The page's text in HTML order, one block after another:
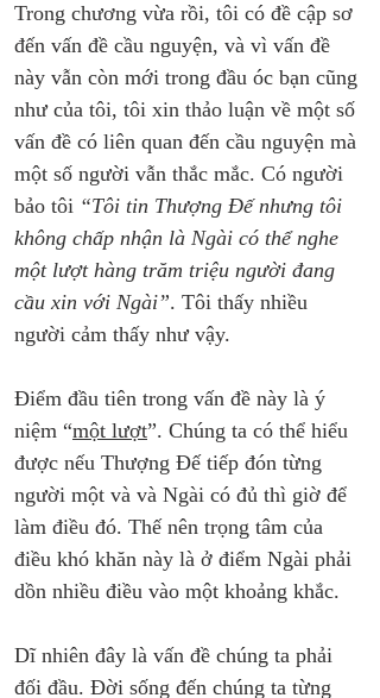
Trong chương vừa rồi, tôi có đề cập sơ
đến vấn đề cầu nguyện, và vì vấn đề
này vẫn còn mới trong đầu óc bạn cũng
như của tôi, tôi xin thảo luận về một số
vấn đề có liên quan đến cầu nguyện mà
một số người vẫn thắc mắc. Có người
bảo tôi “Tôi tin Thượng Đế nhưng tôi
không chấp nhận là Ngài có thể nghe
một lượt hàng trăm triệu người đang
cầu xin với Ngài”. Tôi thấy nhiều
người cảm thấy như vậy.
Điểm đầu tiên trong vấn đề này là ý
niệm “một lượt”. Chúng ta có thể hiểu
được nếu Thượng Đế tiếp đón từng
người một và và Ngài có đủ thì giờ để
làm điều đó. Thế nên trọng tâm của
điều khó khăn này là ở điểm Ngài phải
dồn nhiều điều vào một khoảng khắc.
Dĩ nhiên đây là vấn đề chúng ta phải
đối đầu. Đời sống đến chúng ta từng